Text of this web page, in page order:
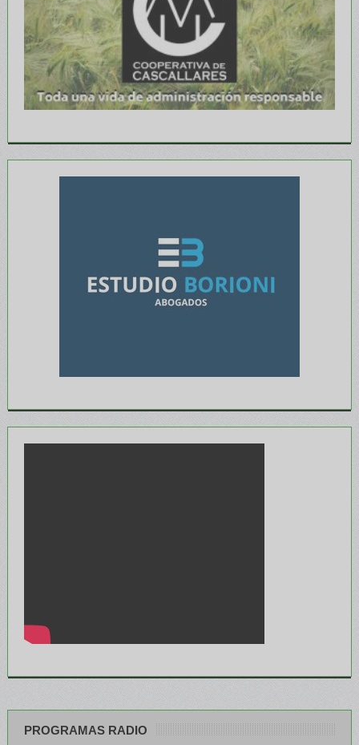
PROGRAMAS RADIO